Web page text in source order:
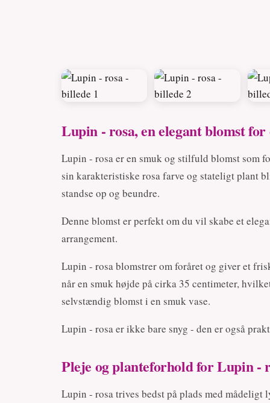
Lupin - rosa, en elegant blomst
Lupin - rosa er en smuk og stilfuld blomst som
sin karakteristiske rosa farve og stateligt plant
standse op og beundre.
Denne blomst er perfekt om du vil skabe et
arrangement.
Lupin - rosa blomstrer om foråret og giver et
når en smuk højde på cirka 35 centimeter,
selvstændig blomst i en smuk vase.
Lupin - rosa er ikke bare snyg - den er også
Pleje og planteforhold for Lupin -
Lupin - rosa trives bedst på plads med